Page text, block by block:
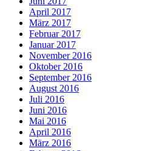
April 2017
März 2017
Februar 2017
Januar 2017
November 2016
Oktober 2016
September 2016
August 2016
Juli 2016
Juni 2016
Mai 2016
April 2016
März 2016